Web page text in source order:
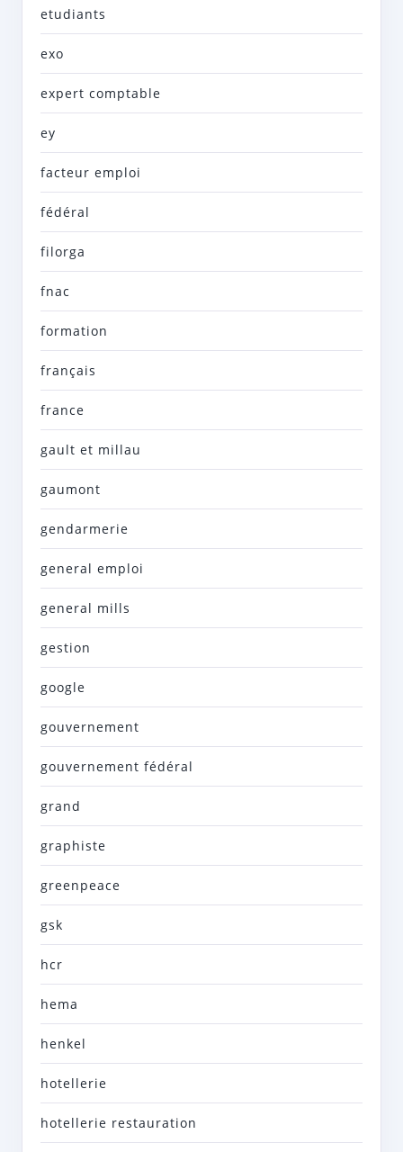
etudiants
exo
expert comptable
ey
facteur emploi
fédéral
filorga
fnac
formation
français
france
gault et millau
gaumont
gendarmerie
general emploi
general mills
gestion
google
gouvernement
gouvernement fédéral
grand
graphiste
greenpeace
gsk
hcr
hema
henkel
hotellerie
hotellerie restauration